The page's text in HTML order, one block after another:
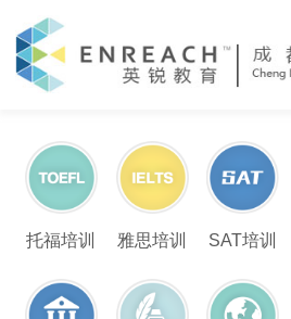
托福培训 雅思培训 SAT培训